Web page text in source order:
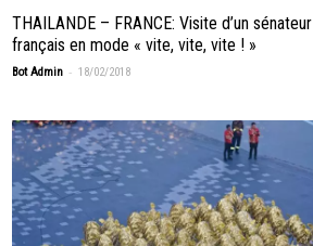
THAILANDE – FRANCE: Visite d’un sénateur
français en mode « vite, vite, vite ! »
Bot Admin - 18/02/2018